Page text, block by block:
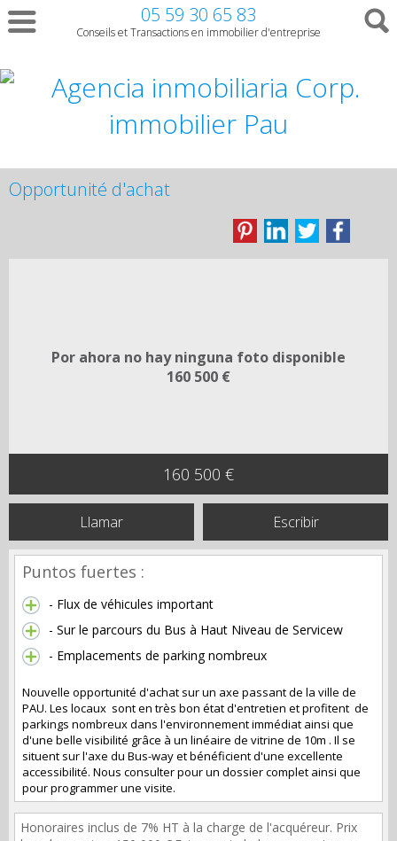
05 59 30 65 83
Conseils et Transactions en immobilier d'entreprise
Opportunité d'achat
Por ahora no hay ninguna foto disponible
160 500 €
160 500 €
Llamar Escribir
Puntos fuertes :
- Flux de véhicules important
- Sur le parcours du Bus à Haut Niveau de Servicew
- Emplacements de parking nombreux
Nouvelle opportunité d'achat sur un axe passant de la ville de
PAU. Les locaux sont en très bon état d'entretien et profitent de
parkings nombreux dans l'environnement immédiat ainsi que
d'une belle visibilité grâce à un linéaire de vitrine de 10m . Il se
situent sur l'axe du Bus-way et bénéficient d'une excellente
accessibilité. Nous consulter pour un dossier complet ainsi que
pour programmer une visite.
Honoraires inclus de 7% HT à la charge de l'acquéreur. Prix